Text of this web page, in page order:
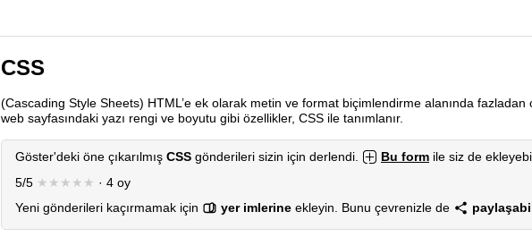
CSS
(Cascading Style Sheets) HTML’e ek olarak metin ve format biçimlendirme alanında
web sayfasındaki yazı rengi ve boyutu gibi özellikler, CSS ile tanımlanır.
Göster'deki öne çıkarılmış CSS gönderileri sizin için derlendi. Bu form ile siz de
5/5 ★★★★★ · 4 oy
Yeni gönderileri kaçırmamak için
yer imlerine ekleyin. Bunu çevrenizle de